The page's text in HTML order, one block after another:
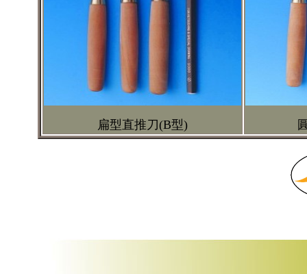
扁型直推刀(B型)